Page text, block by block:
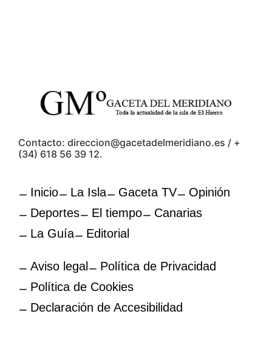
Contacto: direccion@gacetadelmeridiano.es / +
(34) 618 56 39 12.
Inicio La Isla Gaceta TV
Opinión
Deportes
El tiempo
Canarias
La Guía
Editorial
Aviso legal
Política de Privacidad
Política de Cookies
Declaración de Accesibilidad